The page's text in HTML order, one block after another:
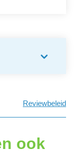
Reviewbeleid
ook